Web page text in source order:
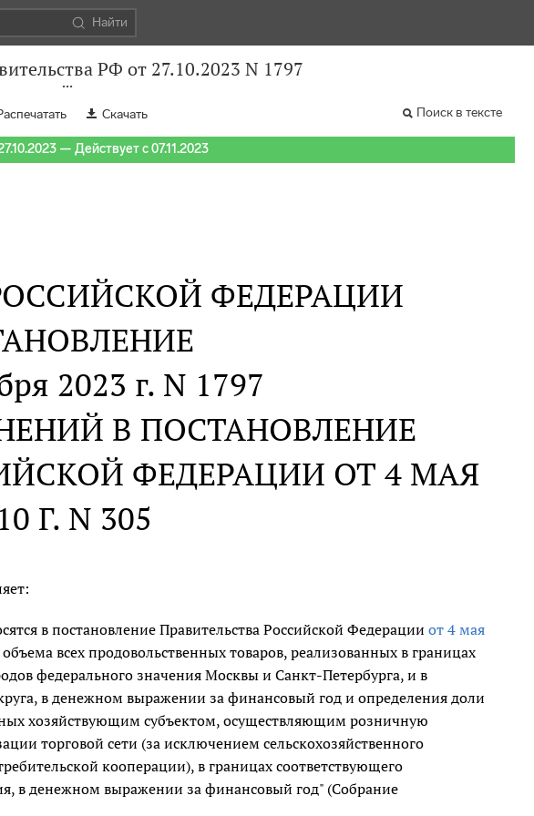
Найти
РФ от 27.10.2023 N 1797
Скачать Поиск в тексте
— Действует с 07.11.2023
ФЕДЕРАЦИИ
2023 г. N 1797
В ПОСТАНОВЛЕНИЕ
ФЕДЕРАЦИИ ОТ 4 МАЯ
Г. N 305
в постановление Правительства Российской Федерацииот 4 мая
всех продовольственных товаров, реализованных в границах
федерального значения Москвы и Санкт-Петербурга, и в
в денежном выражении за финансовый год и определения доли
хозяйствующим субъектом, осуществляющим розничную
торговой сети (за исключением сельскохозяйственного
кооперации), в границах соответствующего
в денежном выражении за финансовый год" (Собрание